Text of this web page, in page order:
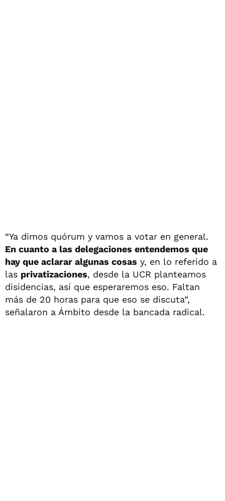
“Ya dimos quórum y vamos a votar en general.
En cuanto a las delegaciones entendemos que
hay que aclarar algunas cosas y, en lo referido a
las privatizaciones, desde la UCR planteamos
disidencias, así que esperaremos eso. Faltan
más de 20 horas para que eso se discuta”,
señalaron a Ámbito desde la bancada radical.